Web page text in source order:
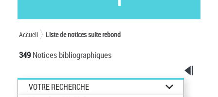
Accueil Liste de notices suite rebond
349Notices bibliographiques
VOTRE RECHERCHE